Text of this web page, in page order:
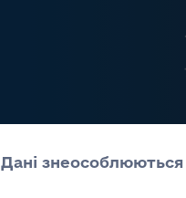
Прес-центр